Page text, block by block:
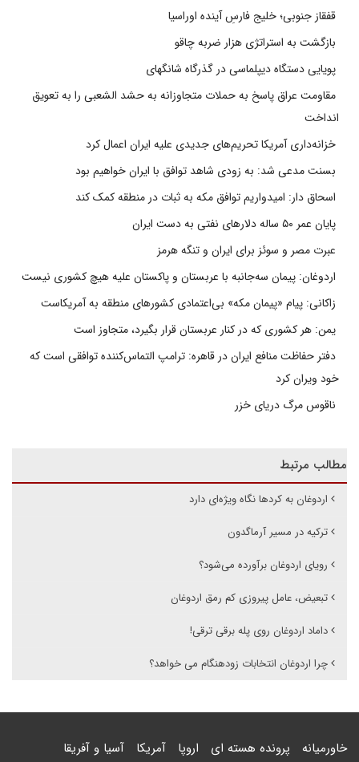
قفقاز جنوبی؛ خلیج فارسِ آینده اوراسیا
بازگشت به استراتژی هزار ضربه چاقو
پویایی دستگاه دیپلماسی در گذرگاه شانگهای
مقاومت عراق پاسخ به حملات متجاوزانه به حشد الشعبی را به تعویق
انداخت
خزانه‌داری آمریکا تحریم‌های جدیدی علیه ایران اعمال کرد
بسنت مدعی شد: به زودی شاهد توافق با ایران خواهیم بود
اسحاق دار: امیدواریم توافق مکه به ثبات در منطقه کمک کند
پایان عمر ۵۰ ساله دلارهای نفتی به دست ایران
عبرت مصر و سوئز برای ایران و تنگه هرمز
اردوغان: پیمان سه‌جانبه با عربستان و پاکستان علیه هیچ کشوری نیست
زاکانی: پیام «پیمان مکه» بی‌اعتمادی کشورهای منطقه به آمریکاست
یمن: هر کشوری که در کنار عربستان قرار بگیرد، متجاوز است
دفتر حفاظت منافع ایران در قاهره: ترامپ التماس‌کننده توافقی است که
خود ویران کرد
ناقوس مرگ دریای خزر
مطالب مرتبط
اردوغان به کردها نگاه ویژه‌ای دارد
ترکیه در مسیر آرماگدون
رویای اردوغان برآورده می‌شود؟
تبعیض، عامل پیروزی کم رمق اردوغان
داماد اردوغان روی پله‌ برقی ترقی!
چرا اردوغان انتخابات زودهنگام می خواهد؟
خاورمیانه پرونده هسته ای اروپا آمریکا آسیا و آفریقا